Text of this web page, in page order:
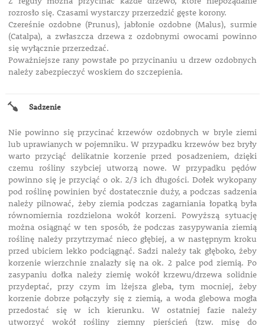
rozrosło się. Czasami wystarczy przerzedzić gęste korony.
Czereśnie ozdobne (Prunus), jabłonie ozdobne (Malus), surmie
(Catalpa), a zwłaszcza drzewa z ozdobnymi owocami powinno
się wyłącznie przerzedzać.
Poważniejsze rany powstałe po przycinaniu u drzew ozdobnych
należy zabezpieczyć woskiem do szczepienia.
Sadzenie
Nie powinno się przycinać krzewów ozdobnych w bryle ziemi
lub uprawianych w pojemniku. W przypadku krzewów bez bryły
warto przyciąć delikatnie korzenie przed posadzeniem, dzięki
czemu rośliny szybciej utworzą nowe. W przypadku pędów
powinno się je przyciąć o ok. 2/3 ich długości. Dołek wykopany
pod roślinę powinien być dostatecznie duży, a podczas sadzenia
należy pilnować, żeby ziemia podczas zagarniania łopatką była
równomiernia rozdzielona wokół korzeni. Powyższą sytuację
można osiągnąć w ten sposób, że podczas zasypywania ziemią
roślinę należy przytrzymać nieco głębiej, a w następnym kroku
przed ubiciem lekko podciągnąć. Sadzi należy tak głęboko, żeby
korzenie wierzchnie znalazły się na ok. 2 palce pod ziemią. Po
zasypaniu dołka należy ziemię wokół krzewu/drzewa solidnie
przydeptać, przy czym im lżejsza gleba, tym mocniej, żeby
korzenie dobrze połączyły się z ziemią, a woda glebowa mogła
przedostać się w ich kierunku. W ostatniej fazie należy
utworzyć wokół rośliny ziemny pierścień (tzw. misę do